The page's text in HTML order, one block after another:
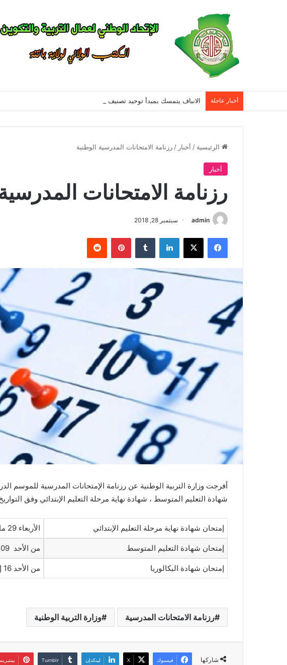
أخبار عاجلة
الرئيسية / أخبار / رزنامة الامتحانات المدرسية الوطنية
أخبار
رزنامة الامتحانات
admin سبتمبر 28, 2018
فيسبوك لينكدإن بينتيريست
شهادة التعليم المتوسط ، شهادة نهاية مرحلة التعليم الإبتدائي وفق التواريخ
إمتحان شهادة نهاية مرحلة التعليم الإبتدائي الأربعاء 29 ماي 2019
إمتحان شهادة التعليم المتوسط من الأحد 09 إلى الثلاثاء 11 جوان 2019
إمتحان شهادة البكالوريا من الأحد 16 إلى الخميس 20 جوان 2019
رزنامة الامتحانات المدرسية وزارة التربية الوطنية
شاركها فيسبوك X لينكدإن